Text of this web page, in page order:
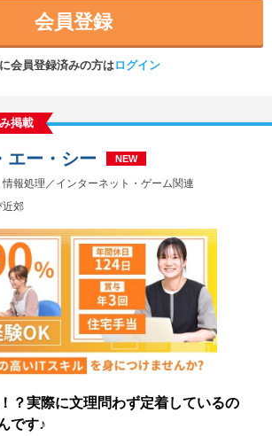
会員登録
会員登録済みの方はログイン
掲載
報処理／インターネット・ゲーム関連
近郊
エー・シー NEW
？実際に文理問わず定着しているの
です♪